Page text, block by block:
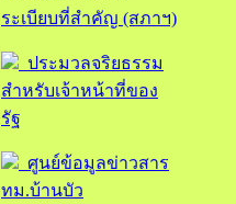
ระเบียบที่สำคัญ (สภาฯ)
ประมวลจริยธรรม
สำหรับเจ้าหน้าที่ของ
รัฐ
ศูนย์ข้อมูลข่าวสาร
ทม.บ้านบัว